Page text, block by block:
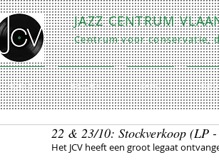
JAZZ CENTRUM
Centrum voor conservatie,
HOME BEZOEK EXPO INFO
22 & 23/10: Stockverkoop (LP
Het JCV heeft een groot legaat